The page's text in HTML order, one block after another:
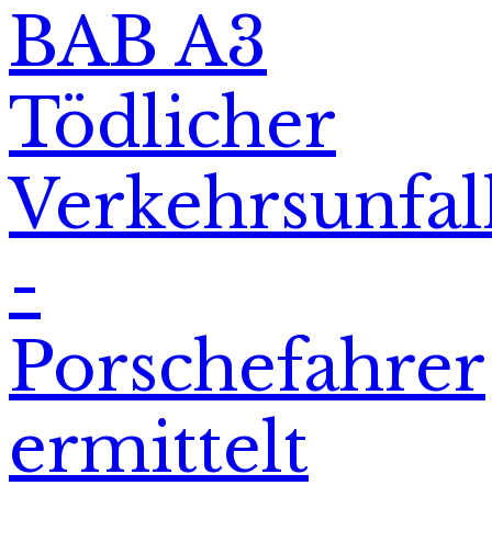
BAB A3
Tödlicher
-
Porschefahrer
ermittelt